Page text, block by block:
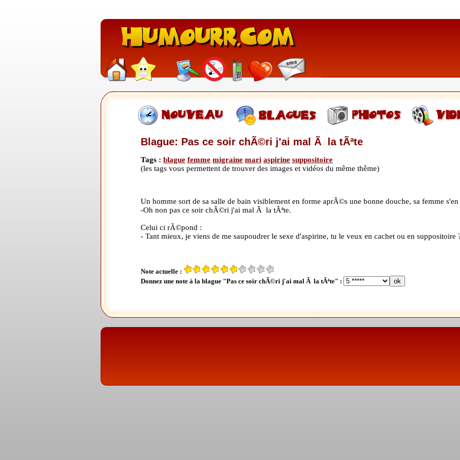
Blague: Pas ce soir chÃ©ri j'ai mal Ã la tÃªte
Tags : blague femme migraine mari aspirine suppositoire
(les tags vous permettent de trouver des images et vidéos du même thême)
Un homme sort de sa salle de bain visiblement en forme aprÃ©s une bonne douche, sa femme
-Oh non pas ce soir chÃ©ri j'ai mal Ã la tÃªte.
Celui ci rÃ©pond :
- Tant mieux, je viens de me saupoudrer le sexe d'aspirine, tu le veux en cachet ou en suppositoire
Note actuelle :
Donnez une note à la blague "Pas ce soir chÃ©ri j'ai mal Ã la tÃªte" :